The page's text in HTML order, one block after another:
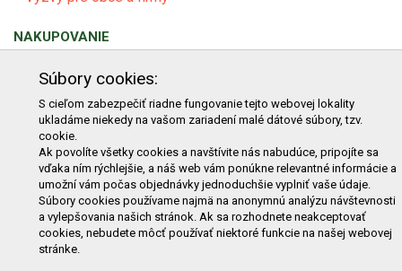
NAKUPOVANIE
Obchodné podmienky
Reklamačný poriadok
Reklamačný protokol
Odstúpenie od kúpy
Protokol na odstúpenie od kúpy
Alternatívne riešenie sporu
Ochrana osobných údajov
Používanie cookies
Nákup na splátky
ZÁKAZNÍK
Prihlásenie
Súbory cookies:
S cieľom zabezpečiť riadne fungovanie tejto webovej lokality
ukladáme niekedy na vašom zariadení malé dátové súbory, tzv.
cookie.
Ak povolíte všetky cookies a navštívite nás nabudúce, pripojíte sa
vďaka ním rýchlejšie, a náš web vám ponúkne relevantné informácie a
umožní vám počas objednávky jednoduchšie vyplniť vaše údaje.
Súbory cookies používame najmä na anonymnú analýzu návštevnosti
a vylepšovania našich stránok. Ak sa rozhodnete neakceptovať
cookies, nebudete môcť používať niektoré funkcie na našej webovej
stránke.